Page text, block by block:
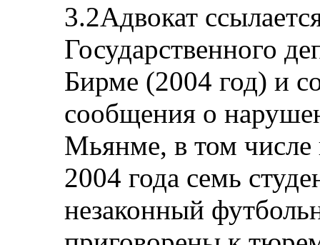
3.2Адвокат
Государственного
Бирме (2004 год) и
сообщения о
Мьянме, в том числе
2004 года семь
незаконный